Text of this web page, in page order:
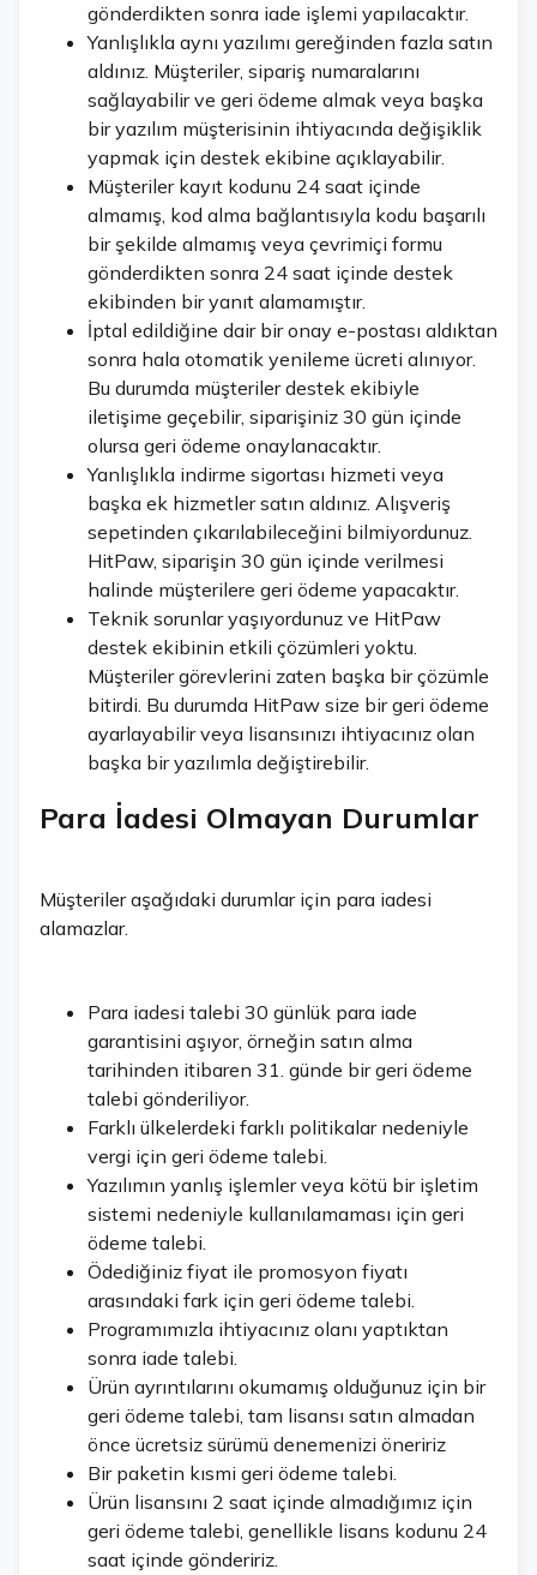
gönderdikten sonra iade işlemi yapılacaktır.
Yanlışlıkla aynı yazılımı gereğinden fazla satın
aldınız. Müşteriler, sipariş numaralarını
sağlayabilir ve geri ödeme almak veya başka
bir yazılım müşterisinin ihtiyacında değişiklik
yapmak için destek ekibine açıklayabilir.
Müşteriler kayıt kodunu 24 saat içinde
almamış, kod alma bağlantısıyla kodu başarılı
bir şekilde almamış veya çevrimiçi formu
gönderdikten sonra 24 saat içinde destek
ekibinden bir yanıt alamamıştır.
İptal edildiğine dair bir onay e-postası aldıktan
sonra hala otomatik yenileme ücreti alınıyor.
Bu durumda müşteriler destek ekibiyle
iletişime geçebilir, siparişiniz 30 gün içinde
olursa geri ödeme onaylanacaktır.
Yanlışlıkla indirme sigortası hizmeti veya
başka ek hizmetler satın aldınız. Alışveriş
sepetinden çıkarılabileceğini bilmiyordunuz.
HitPaw, siparişin 30 gün içinde verilmesi
halinde müşterilere geri ödeme yapacaktır.
Teknik sorunlar yaşıyordunuz ve HitPaw
destek ekibinin etkili çözümleri yoktu.
Müşteriler görevlerini zaten başka bir çözümle
bitirdi. Bu durumda HitPaw size bir geri ödeme
ayarlayabilir veya lisansınızı ihtiyacınız olan
başka bir yazılımla değiştirebilir.
Para İadesi Olmayan Durumlar
Müşteriler aşağıdaki durumlar için para iadesi
alamazlar.
Para iadesi talebi 30 günlük para iade
garantisini aşıyor, örneğin satın alma
tarihinden itibaren 31. günde bir geri ödeme
talebi gönderiliyor.
Farklı ülkelerdeki farklı politikalar nedeniyle
vergi için geri ödeme talebi.
Yazılımın yanlış işlemler veya kötü bir işletim
sistemi nedeniyle kullanılamaması için geri
ödeme talebi.
Ödediğiniz fiyat ile promosyon fiyatı
arasındaki fark için geri ödeme talebi.
Programımızla ihtiyacınız olanı yaptıktan
sonra iade talebi.
Ürün ayrıntılarını okumamış olduğunuz için bir
geri ödeme talebi, tam lisansı satın almadan
önce ücretsiz sürümü denemenizi öneririz
Bir paketin kısmi geri ödeme talebi.
Ürün lisansını 2 saat içinde almadığımız için
geri ödeme talebi, genellikle lisans kodunu 24
saat içinde göndeririz.